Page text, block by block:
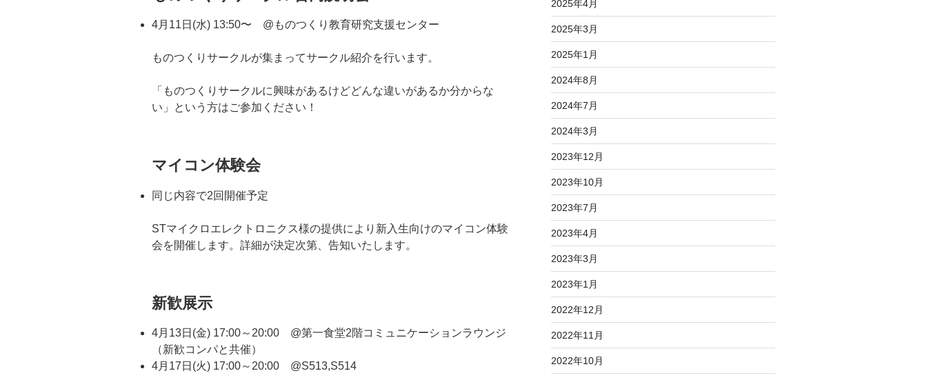
4月11日(水) 13:50〜 @ものつくり教育研究支援センター
ものつくりサークルが集まってサークル紹介を行います。
「ものつくりサークルに興味があるけどどんな違いがあるか分からな
い」という方はご参加ください！
マイコン体験会
同じ内容で2回開催予定
STマイクロエレクトロニクス様の提供により新入生向けのマイコン体験
会を開催します。詳細が決定次第、告知いたします。
新歓展示
4月13日(金) 17:00～20:00 @第一食堂2階コミュニケーションラウンジ
（新歓コンパと共催）
4月17日(火) 17:00～20:00 @S513,S514
2025年4月
2025年3月
2025年1月
2024年8月
2024年7月
2024年3月
2023年12月
2023年10月
2023年7月
2023年4月
2023年3月
2023年1月
2022年12月
2022年11月
2022年10月